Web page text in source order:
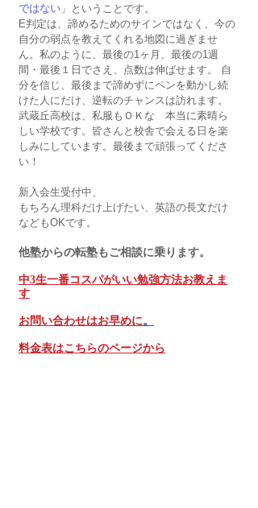
ではない 」ということです。
E判定は、諦めるためのサインではなく、今の
自分の弱点を教えてくれる地図に過ぎませ
ん。私のように、最後の1ヶ月、最後の1週
間・最後１日でさえ、点数は伸ばせます。 自
分を信じ、最後まで諦めずにペンを動かし続
けた人にだけ、逆転のチャンスは訪れます。
武蔵丘高校は、私服もＯＫな　本当に素晴ら
しい学校です。皆さんと校舎で会える日を楽
しみにしています。最後まで頑張ってくださ
い！
新入会生受付中、
もちろん理科だけ上げたい、英語の長文だけ
などもOKです。
他塾からの転塾もご相談に乗ります。
中3生一番コスパがいい勉強方法お教えま
す
お問い合わせはお早めに。
料金表はこちらのページから